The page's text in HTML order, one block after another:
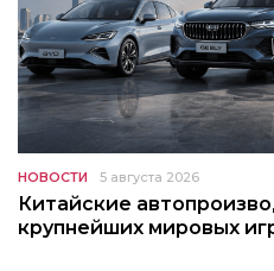
НОВОСТИ 5 августа 2026
Китайские
крупнейших мировых